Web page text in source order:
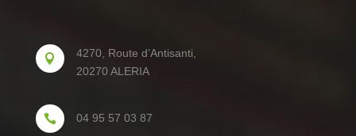

4270, Route d’Antisanti,
20270 ALERIA
 04 95 57 03 87